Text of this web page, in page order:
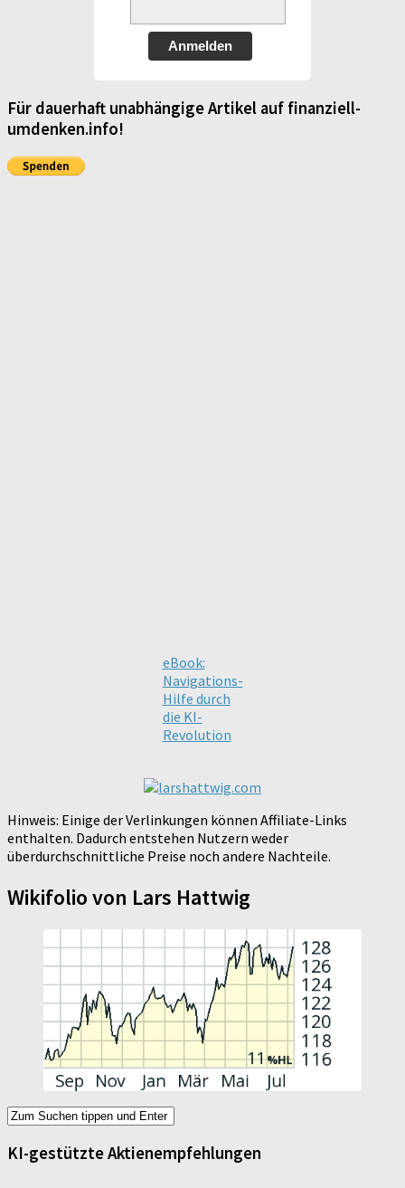
Anmelden
Für dauerhaft unabhängige Artikel auf finanziell-
umdenken.info!
eBook:
Navigations-
Hilfe durch
die KI-
Revolution
Hinweis: Einige der Verlinkungen können Affiliate-Links
enthalten. Dadurch entstehen Nutzern weder
überdurchschnittliche Preise noch andere Nachteile.
Wikifolio von Lars Hattwig
KI-gestützte Aktienempfehlungen